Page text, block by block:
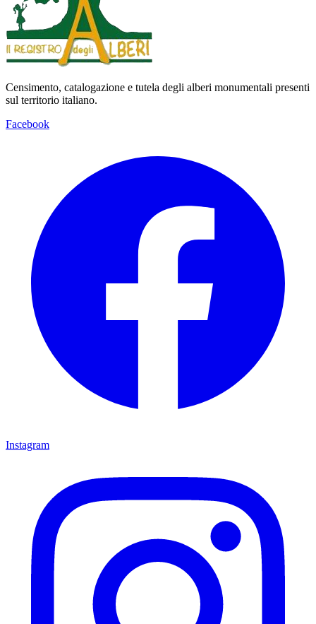
Censimento, catalogazione e tutela degli alberi monumentali presenti
sul territorio italiano.
Facebook
Instagram